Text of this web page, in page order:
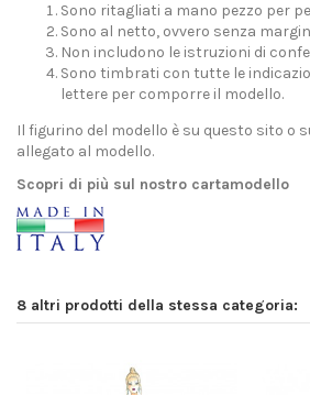
Sono ritagliati a mano pezzo per
Sono al netto, ovvero senza
Non includono le istruzioni di
Sono timbrati con tutte le
lettere per comporre il modello.
Il figurino del modello è su questo sito o
allegato al modello.
Scopri di più sul nostro cartamodello
8 altri prodotti della stessa categoria: